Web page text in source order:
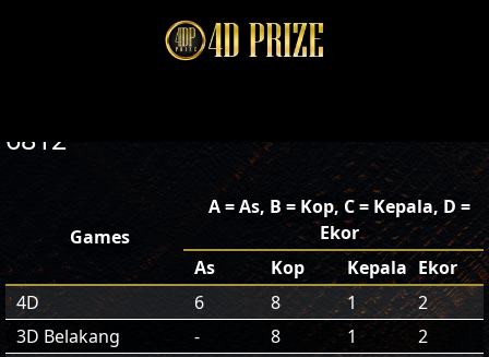
6812
Games
A = As, B = Kop, C = Kepala, D =
Ekor
As
Kop Kepala Ekor
4D
6 8 1
2
3D Belakang
- 8 1
2